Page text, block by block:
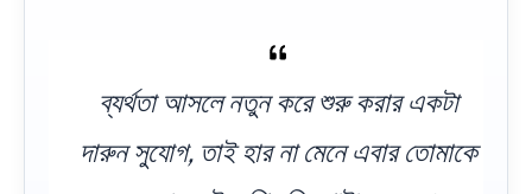
ব্যর্থতা আসলে নতুন করে শুরু করার একটা
দারুন সুযোগ, তাই হার না মেনে এবার তোমাকে